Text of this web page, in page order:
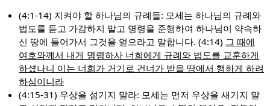
(4:1-14) 지켜야 할 하나님의 규례들: 모세는 하나님의 규례와
법도를 듣고 가감하지 말고 명령을 준행하여 하나님이 약속하
신 땅에 들어가서 그것을 얻으라고 말합니다. (4:14) 그 때에
여호와께서 내게 명령하사 너희에게 규례와 법도를 교훈하게
하셨나니 이는 너희가 거기로 건너가 받을 땅에서 행하게 하려
하심이니라
(4:15-31) 우상을 섬기지 말라: 모세는 먼저 우상을 새기지 말